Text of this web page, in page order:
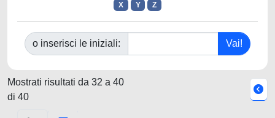
X
Y Z
o inserisci le iniziali:
Mostrati risultati da 32 a 40
di 40